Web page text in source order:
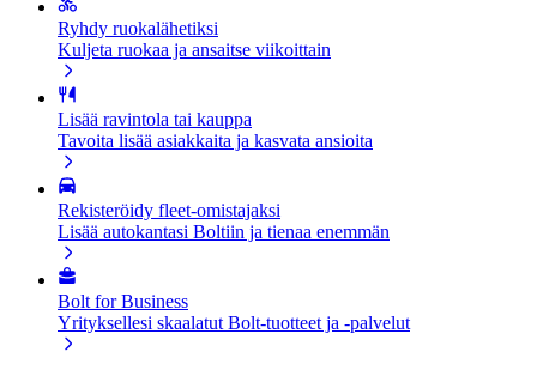
Ryhdy ruokalähetiksi
Kuljeta ruokaa ja ansaitse viikoittain
Lisää ravintola tai kauppa
Tavoita lisää asiakkaita ja kasvata ansioita
Rekisteröidy fleet-omistajaksi
Lisää autokantasi Boltiin ja tienaa enemmän
Bolt for Business
Yrityksellesi skaalatut Bolt-tuotteet ja -palvelut